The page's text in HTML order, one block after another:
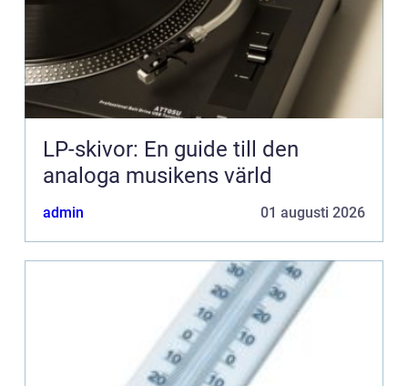
LP-skivor: En guide till den
analoga musikens värld
admin 01 augusti 2026